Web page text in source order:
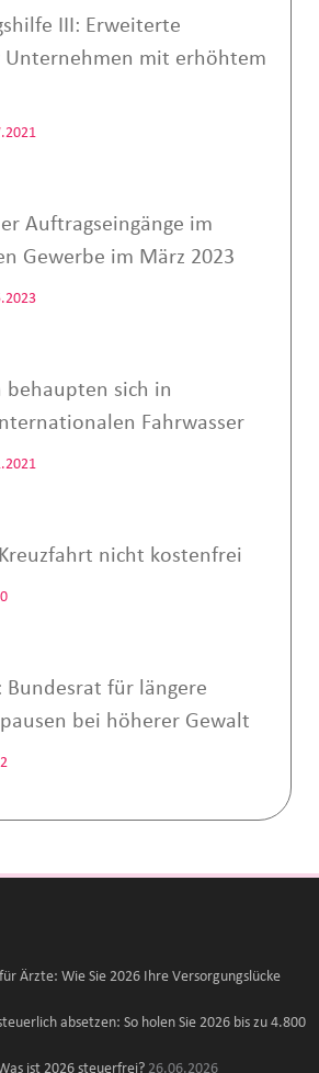
III: Erweiterte
Unternehmen mit erhöhtem
Auftragseingänge im
Gewerbe im März 2023
behaupten sich in
Fahrwasser
nicht kostenfrei
Bundesrat für längere
bei höherer Gewalt
Ärzte: Wie Sie 2026 Ihre Versorgungslücke
absetzen: So holen Sie 2026 bis zu 4.800
ist 2026 steuerfrei? 26.06.2026